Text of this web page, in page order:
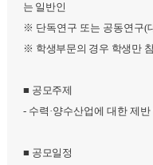
는 일반인
※ 단독연구 또는 공동연구(
※ 학생부문의 경우 학생만
■ 공모주제
- 수력 ·양수산업에 대한 제반
■ 공모일정